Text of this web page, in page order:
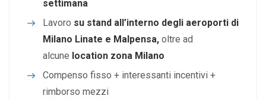
settimana
Lavoro su stand all’interno degli aeroporti di
Milano Linate e Malpensa, oltre ad
alcune location zona Milano
Compenso fisso + interessanti incentivi +
rimborso mezzi